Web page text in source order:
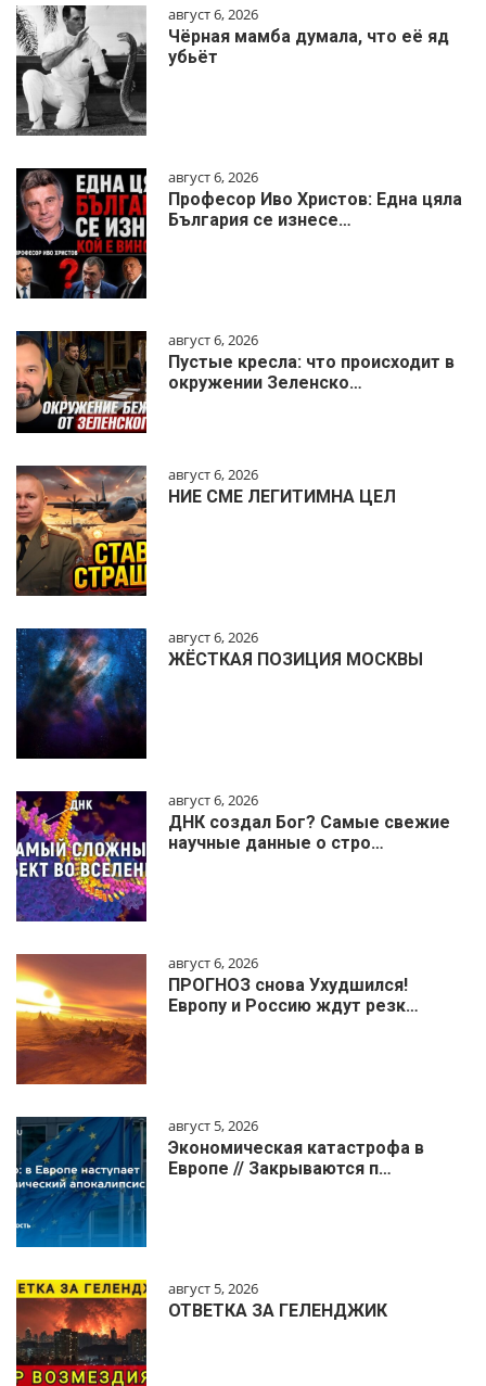
август 6, 2026
Чёрная мамба думала, что её яд
убьёт
август 6, 2026
Професор Иво Христов: Една цяла
България се изнесе…
август 6, 2026
Пустые кресла: что происходит в
окружении Зеленско…
август 6, 2026
НИЕ СМЕ ЛЕГИТИМНА ЦЕЛ
август 6, 2026
ЖЁСТКАЯ ПОЗИЦИЯ МОСКВЫ
август 6, 2026
ДНК создал Бог? Самые свежие
научные данные о стро…
август 6, 2026
ПРОГНОЗ снова Ухудшился!
Европу и Россию ждут резк…
август 5, 2026
Экономическая катастрофа в
Европе // Закрываются п…
август 5, 2026
ОТВЕТКА ЗА ГЕЛЕНДЖИК